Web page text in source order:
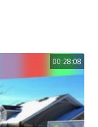
00:28:08